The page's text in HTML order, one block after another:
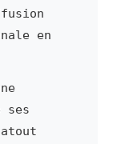
en
ses